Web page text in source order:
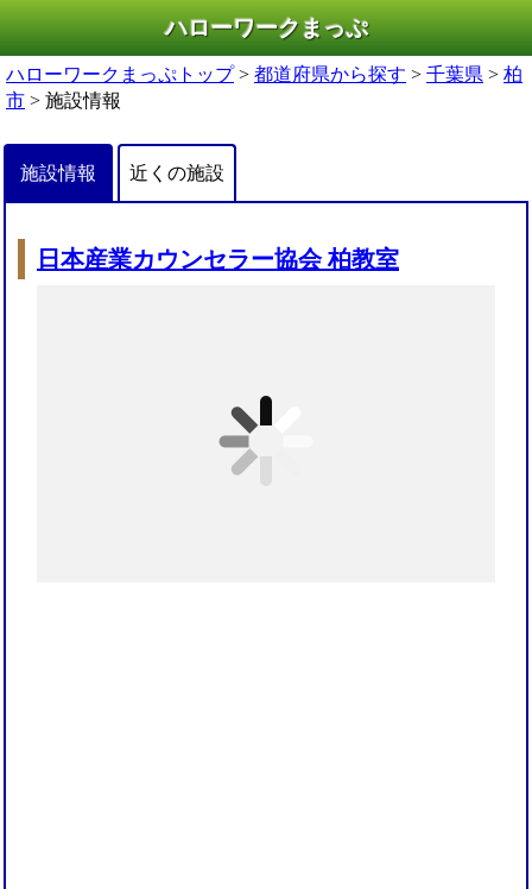
ハローワークまっぷ
ハローワークまっぷトップ> 都道府県から探す > 千葉県 > 柏
市 > 施設情報
施設情報 近くの施設
日本産業カウンセラー協会 柏教室